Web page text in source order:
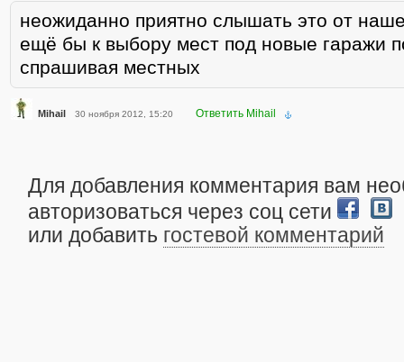
неожиданно приятно слышать это от
ещё бы к выбору мест под новые гаражи
спрашивая местных
Mihail 30 ноября 2012, 15:20 Ответить Mihail
Для добавления комментария вам
авторизоваться через соц сети
или добавить гостевой комментарий